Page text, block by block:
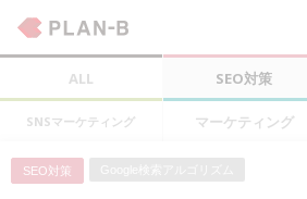
ALL SEO対策
SNSマーケティング マーケティング
SEO対策